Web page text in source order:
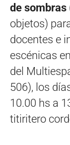
de sombras
objetos)
docentes e
escénicas
del
506), los
10.00 hs a
titiritero